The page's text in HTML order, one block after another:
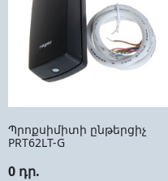
Պրոքսիմիտի ընթերցիչ
PRT62LT-G
0 դր.